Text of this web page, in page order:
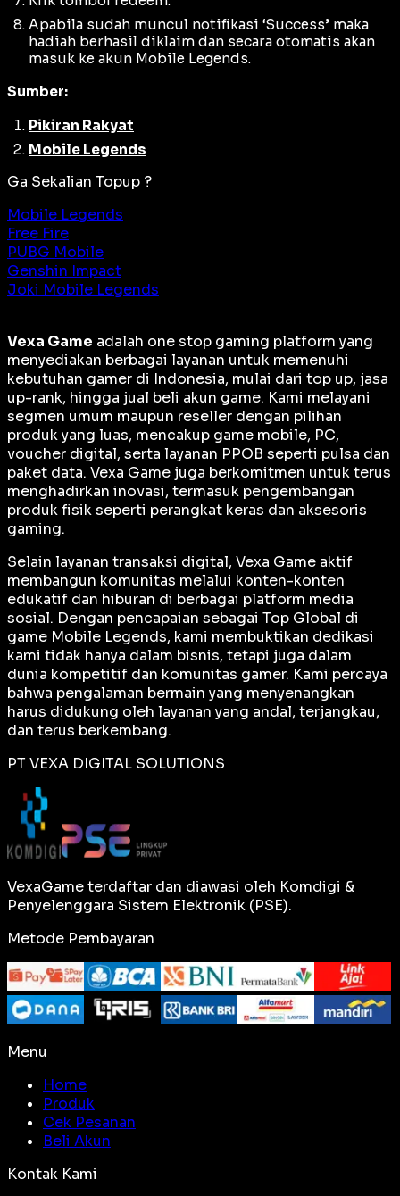
Apabila sudah muncul notifikasi ‘Success’ maka
hadiah berhasil diklaim dan secara otomatis akan
masuk ke akun Mobile Legends.
Sumber:
Pikiran Rakyat
Mobile Legends
Ga Sekalian Topup ?
Mobile Legends
Free Fire
PUBG Mobile
Genshin Impact
Joki Mobile Legends
Vexa Game adalah one stop gaming platform yang
menyediakan berbagai layanan untuk memenuhi
kebutuhan gamer di Indonesia, mulai dari top up, jasa
up-rank, hingga jual beli akun game. Kami melayani
segmen umum maupun reseller dengan pilihan
produk yang luas, mencakup game mobile, PC,
voucher digital, serta layanan PPOB seperti pulsa dan
paket data. Vexa Game juga berkomitmen untuk terus
menghadirkan inovasi, termasuk pengembangan
produk fisik seperti perangkat keras dan aksesoris
gaming.
Selain layanan transaksi digital, Vexa Game aktif
membangun komunitas melalui konten-konten
edukatif dan hiburan di berbagai platform media
sosial. Dengan pencapaian sebagai Top Global di
game Mobile Legends, kami membuktikan dedikasi
kami tidak hanya dalam bisnis, tetapi juga dalam
dunia kompetitif dan komunitas gamer. Kami percaya
bahwa pengalaman bermain yang menyenangkan
harus didukung oleh layanan yang andal, terjangkau,
dan terus berkembang.
PT VEXA DIGITAL SOLUTIONS
VexaGame terdaftar dan diawasi oleh Komdigi &
Penyelenggara Sistem Elektronik (PSE).
Metode Pembayaran
Menu
Home
Produk
Cek Pesanan
Beli Akun
Kontak Kami